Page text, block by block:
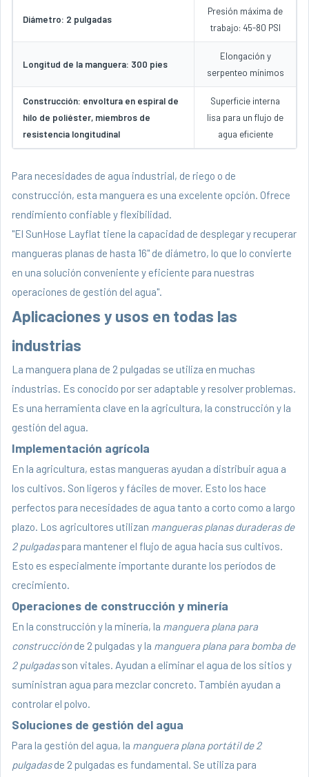
Diámetro: 2 pulgadas
Presión máxima de
trabajo: 45-80 PSI
Longitud de la manguera: 300 pies
Elongación y
serpenteo mínimos
Construcción: envoltura en espiral de
hilo de poliéster, miembros de
resistencia longitudinal
Superficie interna
lisa para un flujo de
agua eficiente
Para necesidades de agua industrial, de riego o de
construcción, esta manguera es una excelente opción. Ofrece
rendimiento confiable y flexibilidad.
"El SunHose Layflat tiene la capacidad de desplegar y recuperar
mangueras planas de hasta 16" de diámetro, lo que lo convierte
en una solución conveniente y eficiente para nuestras
operaciones de gestión del agua".
Aplicaciones y usos en todas las
industrias
La manguera plana de 2 pulgadas se utiliza en muchas
industrias. Es conocido por ser adaptable y resolver problemas.
Es una herramienta clave en la agricultura, la construcción y la
gestión del agua.
Implementación agrícola
En la agricultura, estas mangueras ayudan a distribuir agua a
los cultivos. Son ligeros y fáciles de mover. Esto los hace
perfectos para necesidades de agua tanto a corto como a largo
plazo. Los agricultores utilizan mangueras planas duraderas de
2 pulgadaspara mantener el flujo de agua hacia sus cultivos.
Esto es especialmente importante durante los períodos de
crecimiento.
Operaciones de construcción y minería
En la construcción y la minería, la manguera plana para
construcciónde 2 pulgadas y la manguera plana para bomba de
2 pulgadasson vitales. Ayudan a eliminar el agua de los sitios y
suministran agua para mezclar concreto. También ayudan a
controlar el polvo.
Soluciones de gestión del agua
Para la gestión del agua, la manguera plana portátil de 2
pulgadasde 2 pulgadas es fundamental. Se utiliza para